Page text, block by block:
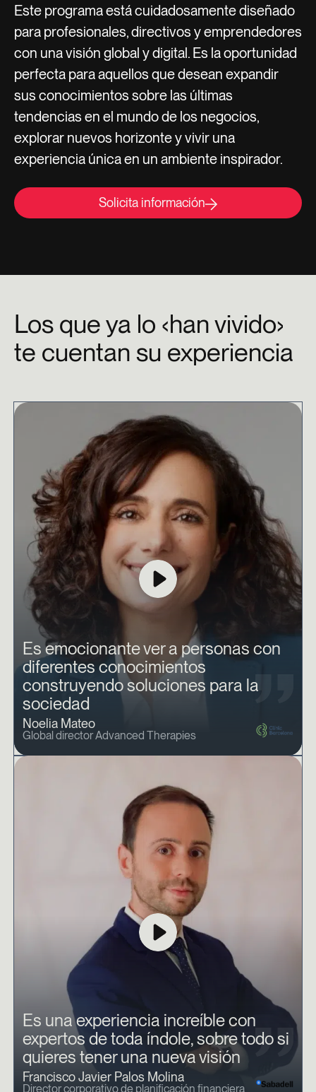
Este programa está cuidadosamente diseñado
para profesionales, directivos y emprendedores
con una visión global y digital. Es la oportunidad
perfecta para aquellos que desean expandir
sus conocimientos sobre las últimas
tendencias en el mundo de los negocios,
explorar nuevos horizonte y vivir una
experiencia única en un ambiente inspirador.
Solicita información
Los que ya lo ‹han vivido›
te cuentan su experiencia
Es emocionante ver a personas con
diferentes conocimientos
construyendo soluciones para la
sociedad
Noelia Mateo
Global director Advanced Therapies
Es una experiencia increíble con
expertos de toda índole, sobre todo si
quieres tener una nueva visión
Francisco Javier Palos Molina
Director corporativo de planificación financiera